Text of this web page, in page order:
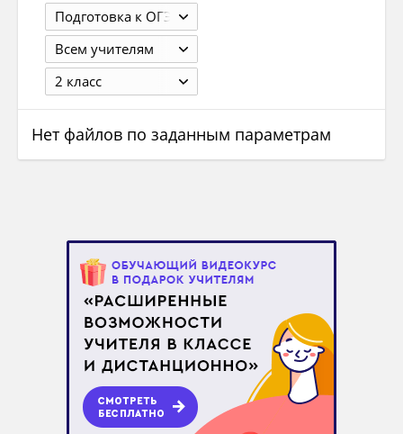
Подготовка к ОГЭ
Всем учителям
2 класс
Нет файлов по заданным параметрам